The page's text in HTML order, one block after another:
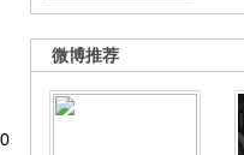
微博推荐